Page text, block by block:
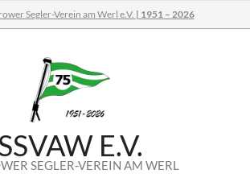
Segler-Verein am Werl e.V. | 1951 – 2026
E.V.
SEGLER-VEREIN AM WERL